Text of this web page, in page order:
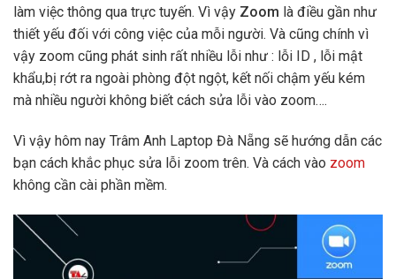
làm việc thông qua trực tuyến. Vì vậy Zoom là điều gần như
thiết yếu đối với công việc của mỗi người. Và cũng chính vì
vậy zoom cũng phát sinh rất nhiều lỗi như : lỗi ID , lỗi mật
khẩu,bị rớt ra ngoài phòng đột ngột, kết nối chậm yếu kém
mà nhiều người không biết cách sửa lỗi vào zoom….
Vì vậy hôm nay Trâm Anh Laptop Đà Nẵng sẽ hướng dẫn các
bạn cách khắc phục sửa lỗi zoom trên. Và cách vào zoom
không cần cài phần mềm.